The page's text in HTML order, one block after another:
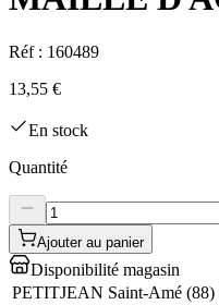
Réf : 160489
13,55 €
En stock
Quantité
Ajouter au panier
Disponibilité magasin
PETITJEAN Saint-Amé (88)